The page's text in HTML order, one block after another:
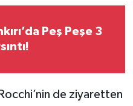
Peş Peşe 3
de ziyaretten